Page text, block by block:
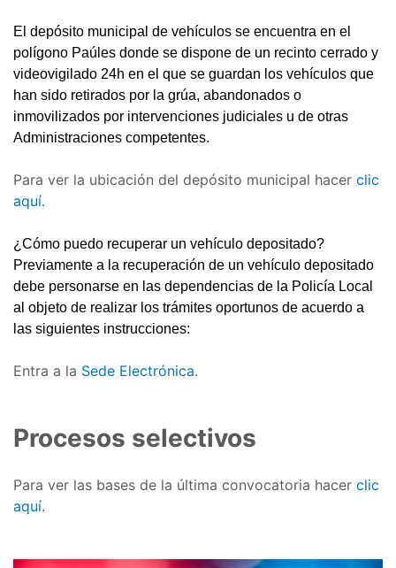
El depósito municipal de vehículos se encuentra en el
polígono Paúles donde se dispone de un recinto cerrado y
videovigilado 24h en el que se guardan los vehículos que
han sido retirados por la grúa, abandonados o
inmovilizados por intervenciones judiciales u de otras
Administraciones competentes.
Para ver la ubicación del depósito municipal hacer clic
aquí.
¿Cómo puedo recuperar un vehículo depositado?
Previamente a la recuperación de un vehículo depositado
debe personarse en las dependencias de la Policía Local
al objeto de realizar los trámites oportunos de acuerdo a
las siguientes instrucciones:
Entra a la Sede Electrónica.
Procesos selectivos
Para ver las bases de la última convocatoria hacer clic
aquí.